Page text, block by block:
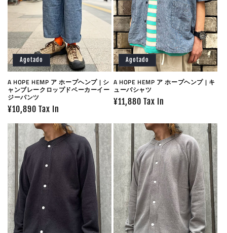
Agotado
A HOPE HEMP ア ホープヘンプ | シ
ャンブレークロップドベーカーイー
ジーパンツ
Precio
¥10,890 Tax In
Agotado
A HOPE HEMP ア ホープヘンプ | キ
ューバシャツ
Precio
¥11,880 Tax In